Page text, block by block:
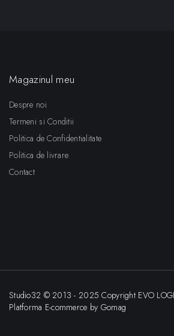
Magazinul meu
Despre noi
Termeni si Conditii
Politica de Confidentialitate
Politica de livrare
Contact
Studio32 © 2013 - 2025 Copyright EVO
Platforma E-commerce by Gomag